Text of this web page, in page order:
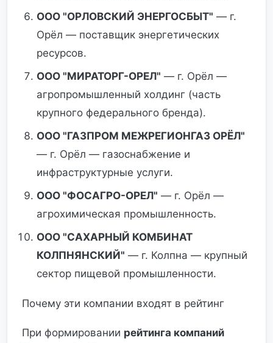
ООО "ОРЛОВСКИЙ ЭНЕРГОСБЫТ" — г.
Орёл — поставщик энергетических
ресурсов.
ООО "МИРАТОРГ-ОРЕЛ" — г. Орёл —
агропромышленный холдинг (часть
крупного федерального бренда).
ООО "ГАЗПРОМ МЕЖРЕГИОНГАЗ ОРЁЛ"
— г. Орёл — газоснабжение и
инфраструктурные услуги.
ООО "ФОСАГРО-ОРЕЛ" — г. Орёл —
агрохимическая промышленность.
ООО "САХАРНЫЙ КОМБИНАТ
КОЛПНЯНСКИЙ" — г. Колпна — крупный
сектор пищевой промышленности.
Почему эти компании входят в рейтинг
При формировании рейтинга компаний